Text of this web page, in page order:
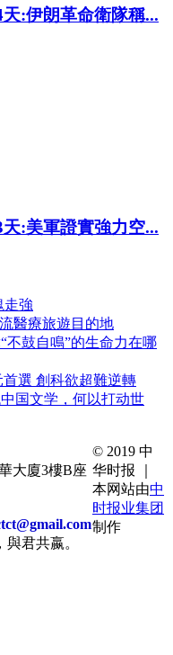
:伊朗革命衛隊稱...
:美軍證實強力空...
走強
醫療旅遊目的地
不鼓自鳴”的生命力在哪
選 創科欲超難逆轉
国文学，何以打动世
大廈3樓B座
君共嬴。
© 2019 中
华时报 ｜
本网站由中
时报业集团
制作